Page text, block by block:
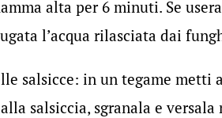
alta per 6 minuti. Se
l’acqua rilasciata dai
salsicce: in un tegame metti
salsiccia, sgranala e versala